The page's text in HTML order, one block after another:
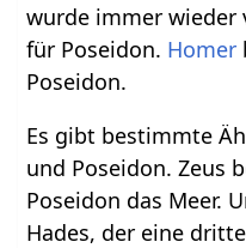
wurde immer wieder
für Poseidon. Homer
Poseidon.
Es gibt bestimmte
und Poseidon. Zeus
Poseidon das Meer.
Hades, der eine